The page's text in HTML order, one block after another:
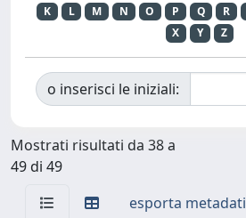
K
L M N O P Q R
X
Y Z
o inserisci le iniziali:
Mostrati risultati da 38 a
49 di 49
esporta metadati